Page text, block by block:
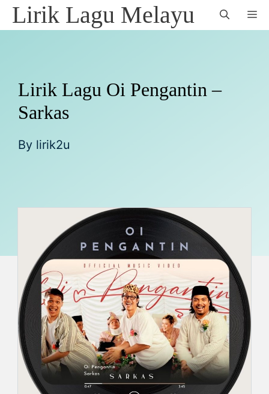
SkipLirik Lagu Melayu
Lirik Lagu Oi Pengantin –
Sarkas
By lirik2u